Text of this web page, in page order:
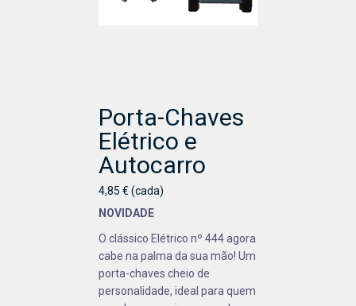
Porta-Chaves
Elétrico e
Autocarro
4,85 € (cada)
NOVIDADE
O clássico Elétrico nº 444 agora
cabe na palma da sua mão! Um
porta-chaves cheio de
personalidade, ideal para quem